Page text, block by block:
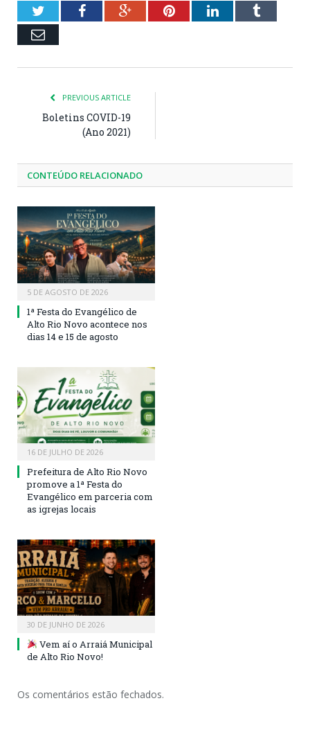
TwitterFacebookGoogle+PinterestLinkedInTumblr
Email
PREVIOUS ARTICLE
Boletins COVID-19
(Ano 2021)
CONTEÚDO RELACIONADO
5 DE AGOSTO DE 2026
1ª Festa do Evangélico de
Alto Rio Novo acontece nos
dias 14 e 15 de agosto
16 DE JULHO DE 2026
Prefeitura de Alto Rio Novo
promove a 1ª Festa do
Evangélico em parceria com
as igrejas locais
30 DE JUNHO DE 2026
Vem aí o Arraiá Municipal
de Alto Rio Novo!
Os comentários estão fechados.